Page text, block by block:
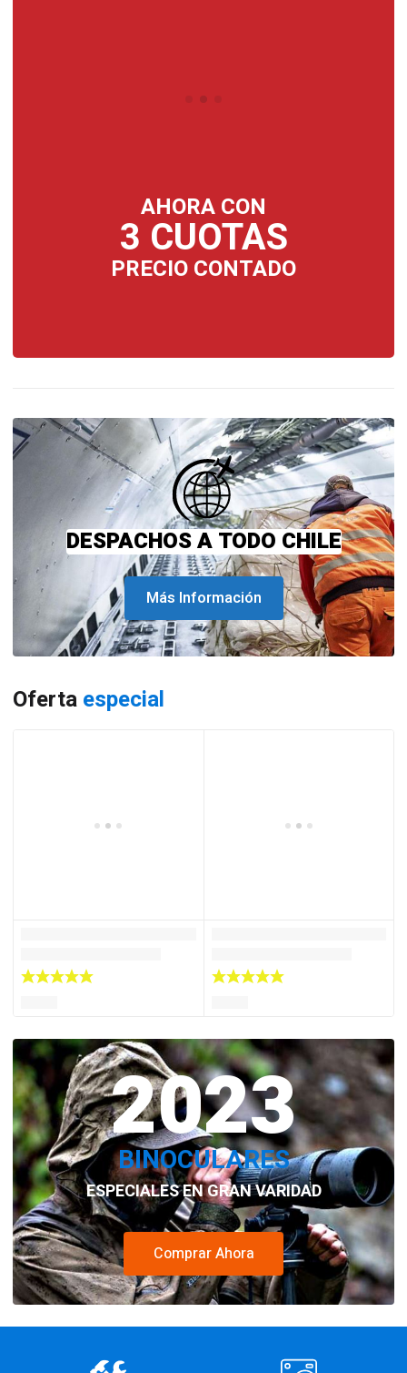
AHORA CON
3 CUOTAS
PRECIO CONTADO
DESPACHOS A TODO CHILE
Más Información
Oferta especial
2023
BINOCULARES
ESPECIALES EN GRAN VARIDAD
Comprar Ahora